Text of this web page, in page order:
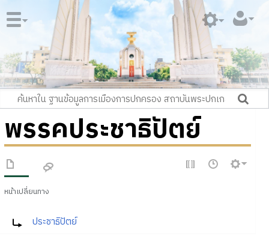
พรรคประชาธิปัตย์
หน้าเปลี่ยนทาง
ประชาธิปัตย์